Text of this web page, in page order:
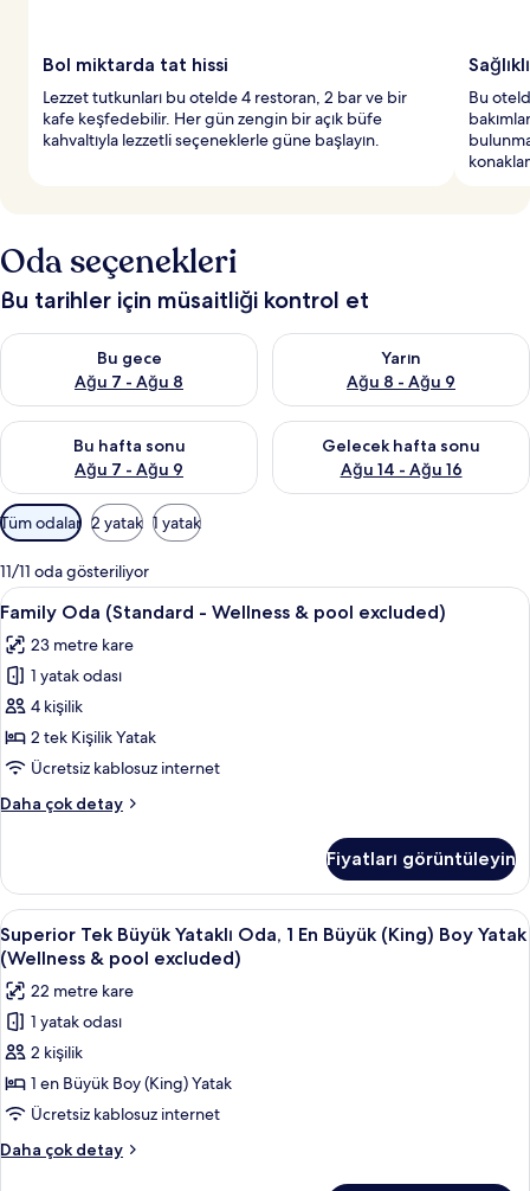
Bol miktarda tat hissi
Lezzet tutkunları bu otelde 4 restoran, 2 bar ve bir
kafe keşfedebilir. Her gün zengin bir açık büfe
kahvaltıyla lezzetli seçeneklerle güne başlayın.
Bu
Oda seçenekleri
Bu tarihler için müsaitliği kontrol et
Bu gece
Ağu 7 - Ağu 8
Bu gece için müsaitliği kontrol et Ağu 7 - Ağu 8
Yarın
Ağu 8 - Ağu 9
Yarın için müsaitliği kontrol
Bu hafta sonu
Ağu 7 - Ağu 9
Bu hafta sonu için müsaitliği kontrol et Ağu 7 - Ağu 9
Gelecek hafta sonu
Ağu 14 - Ağu 16
Önümüzdeki hafta sonu için
Odalar
için
mevcut
filtreler
Tüm odalar 2 yatak 1 yatak
11/11 oda gösteriliyor
Family
Oda
(Standard
-
Wellness
&
pool
için
görün
Family Oda
6
Family Oda (Standard - Wellness & pool excluded)
23 metre kare
1 yatak odası
4 kişilik
2 tek Kişilik Yatak
Ücretsiz kablosuz internet
Daha çok detay
Family
Wellness
&
pool
excluded)
hakkında
daha
fazla
detay
Fiyatları görüntüleyin
Superior
Tek
Büyük
Yataklı
Oda,
1
En
Büyük
(King)
Boy
Superior Tek Büyük Yataklı Oda, 1
7
Superior Tek Büyük Yataklı Oda, 1 En Büyük (King) Boy Yatak
(Wellness & pool excluded)
22 metre kare
1 yatak odası
2 kişilik
1 en Büyük Boy (King) Yatak
Ücretsiz kablosuz internet
Daha çok detay
Superior